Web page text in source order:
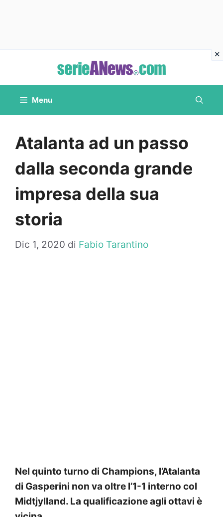
contenuto
Menu
Atalanta ad un passo
dalla seconda grande
impresa della sua
storia
Dic 1, 2020 di Fabio Tarantino
Nel quinto turno di Champions, l’Atalanta
di Gasperini non va oltre l’1-1 interno col
Midtjylland. La qualificazione agli ottavi è